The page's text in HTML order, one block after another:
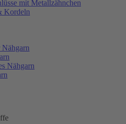
mit Metallzähnchen
Kordeln
Nähgarn